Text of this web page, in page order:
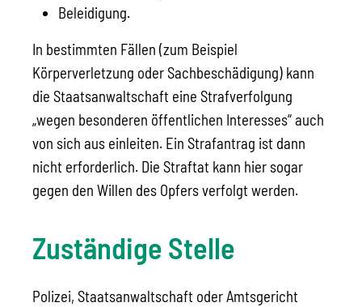
Beleidigung.
In bestimmten Fällen (zum Beispiel
Körperverletzung oder Sachbeschädigung) kann
die Staatsanwaltschaft eine Strafverfolgung
„wegen besonderen öffentlichen Interesses“ auch
von sich aus einleiten. Ein Strafantrag ist dann
nicht erforderlich. Die Straftat kann hier sogar
gegen den Willen des Opfers verfolgt werden.
Zuständige Stelle
Polizei, Staatsanwaltschaft oder Amtsgericht